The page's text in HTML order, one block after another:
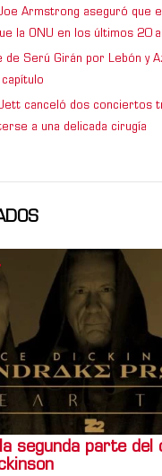
Armstrong aseguró que
la ONU en los últimos 20
de Serú Girán por Lebón y
capítulo
canceló dos conciertos
a una delicada cirugía
segunda parte del